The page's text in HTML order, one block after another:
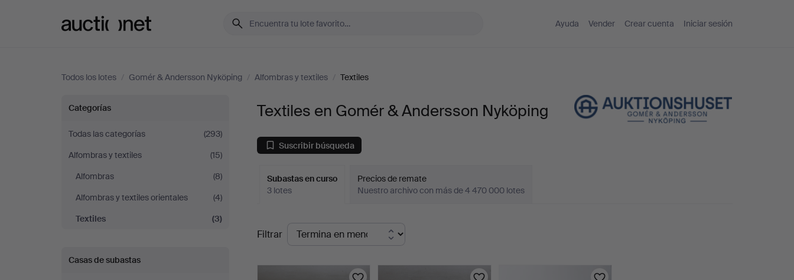
Ayuda Vender Crear cuenta Iniciar sesión
Todos los lotes / Gomér & Andersson Nyköping / Alfombras y textiles / Textiles
Textiles
en
Gomér
Andersson
Categorías
Todas las categorías
(293)
Alfombras y textiles
(15)
Alfombras
(8)
Alfombras y textiles orientales
(4)
Textiles
(3)
Casas de subastas
Textiles en Gomér & Andersson Nyköping
Suscribir búsqueda
Subastas en curso
3 lotes
Precios de remate
Nuestro archivo con más de 4 470 000 lotes
Subastas
en
curso
Filtrar